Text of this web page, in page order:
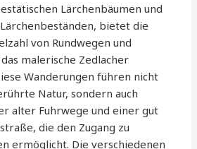
Lärchenbäumen und
bietet die
von Rundwegen und
malerische Zedlacher
Wanderungen führen nicht
Natur, sondern auch
alter Fuhrwege und einer gut
die den Zugang zu
ermöglicht. Die verschiedenen